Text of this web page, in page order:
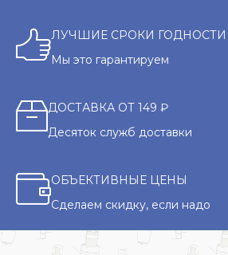
ЛУЧШИЕ СРОКИ ГОДНОСТИ
Мы это гарантируем
ДОСТАВКА ОТ 149 ₽
Десяток служб доставки
ОБЪЕКТИВНЫЕ ЦЕНЫ
Сделаем скидку, если надо